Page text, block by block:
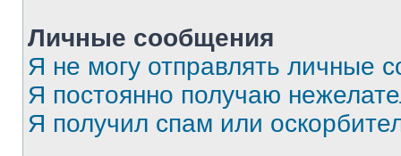
Личные сообщения
Я не могу отправлять личные
Я постоянно получаю
Я получил спам или